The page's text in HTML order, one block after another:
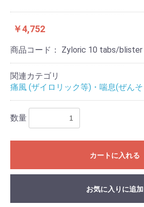
￥4,752
商品コード： Zyloric 10 tabs/blister
関連カテゴリ
痛風 (ザイロリック等)・喘息(ぜん
数量
カートに入れる
お気に入りに追加